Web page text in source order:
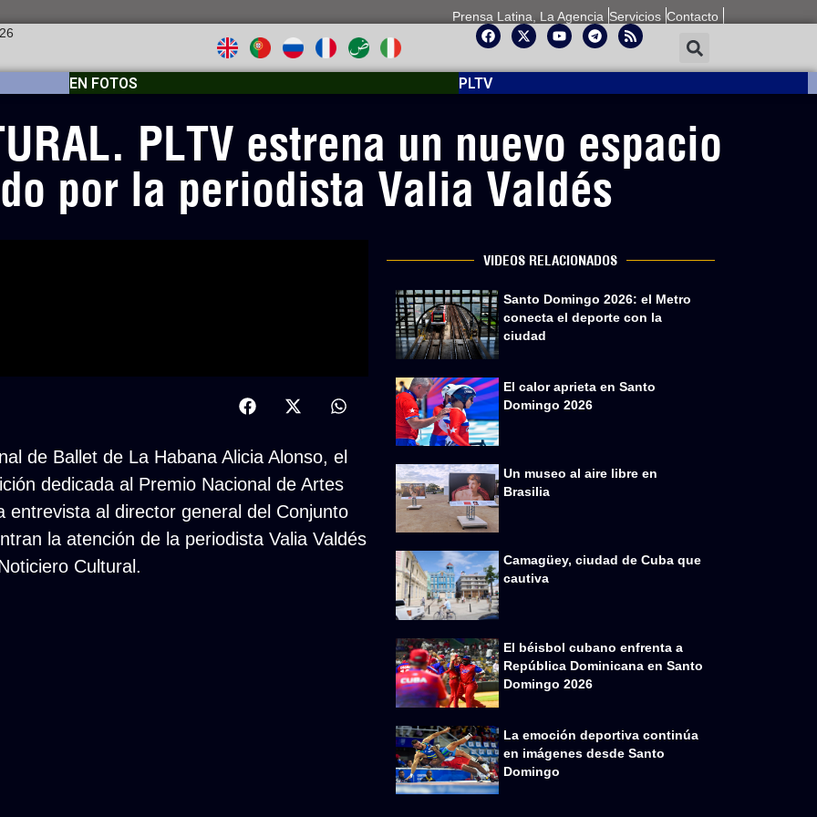
Prensa Latina, La Agencia Servicios Contacto
EN FOTOS PLTV
PLTV estrena un nuevo espacio
por la periodista Valia Valdés
de Ballet de La Habana Alicia Alonso, el
dedicada al Premio Nacional de Artes
entrevista al director general del Conjunto
la atención de la periodista Valia Valdés
Cultural.
VIDEOS RELACIONADOS
Santo Domingo 2026: el Metro
conecta el deporte con la
ciudad
El calor aprieta en Santo
Domingo 2026
Un museo al aire libre en
Brasilia
Camagüey, ciudad de Cuba que
cautiva
El béisbol cubano enfrenta a
República Dominicana en Santo
Domingo 2026
La emoción deportiva continúa
en imágenes desde Santo
Domingo